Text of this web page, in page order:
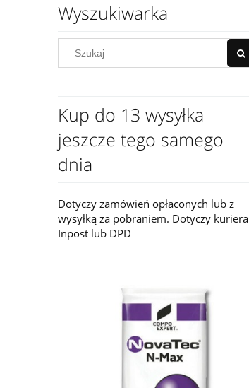
Wyszukiwarka
Kup do 13 wysyłka
jeszcze tego samego
dnia
Dotyczy zamówień opłaconych lub z
wysyłką za pobraniem. Dotyczy kuriera
Inpost lub DPD